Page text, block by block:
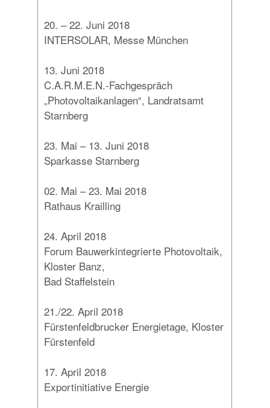
20. – 22. Juni 2018
INTERSOLAR, Messe München
13. Juni 2018
C.A.R.M.E.N.-Fachgespräch
„Photovoltaikanlagen“, Landratsamt
Starnberg
23. Mai – 13. Juni 2018
Sparkasse Starnberg
02. Mai – 23. Mai 2018
Rathaus Krailling
24. April 2018
Forum Bauwerkintegrierte Photovoltaik,
Kloster Banz,
Bad Staffelstein
21./22. April 2018
Fürstenfeldbrucker Energietage, Kloster
Fürstenfeld
17. April 2018
Exportinitiative Energie